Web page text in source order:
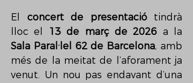
El concert de presentació tindrà
lloc el
13 de març de 2026
Sala Paral·lel 62 de Barcelona, amb
més de la meitat de l’aforament ja
venut. Un nou pas endavant d’una